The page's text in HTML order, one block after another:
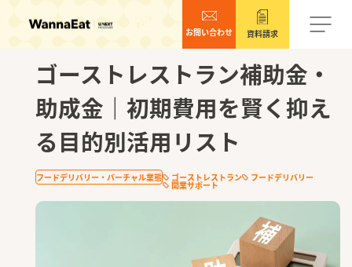
お問い合わせ 資料請求
ゴーストレストラン補助金・
助成金｜初期費用を賢く抑え
る目的別活用リスト
フードデリバリー・バーチャル業態 ゴーストレストラン フードデリバリー
開業サポート